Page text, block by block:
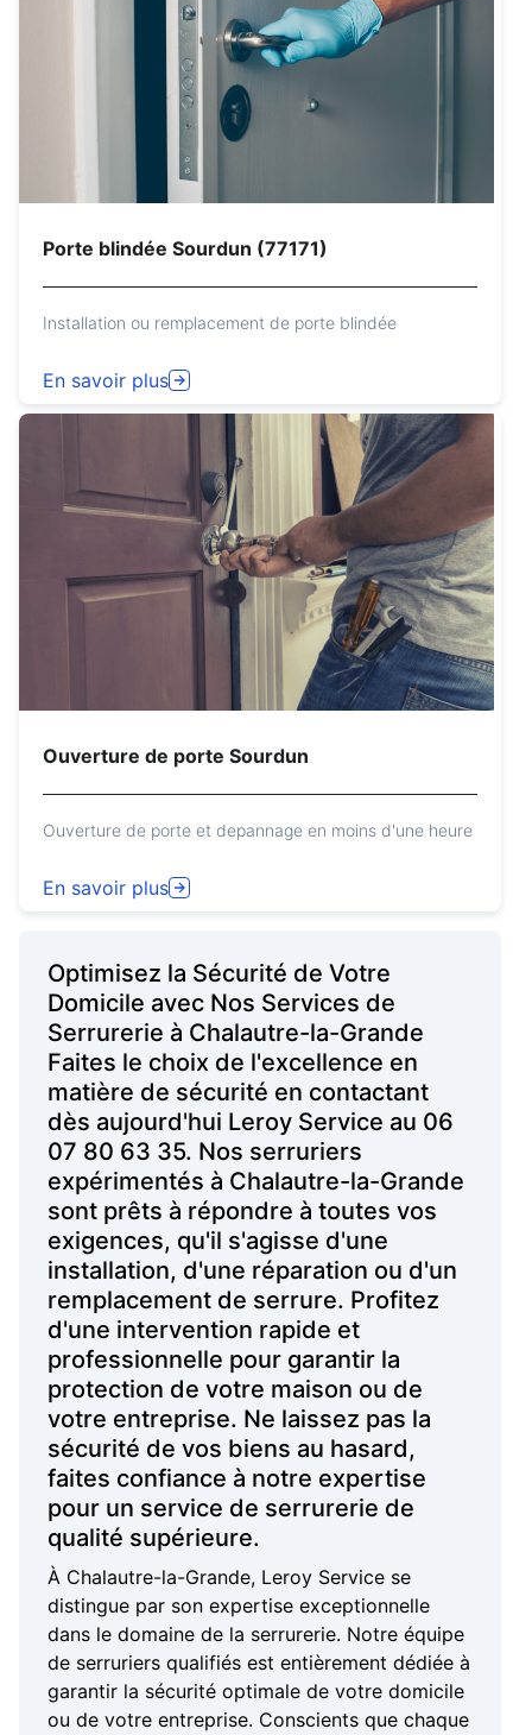
Porte blindée Sourdun (77171)
Installation ou remplacement de porte blindée
En savoir plus
Ouverture de porte Sourdun
Ouverture de porte et depannage en moins d'une heure
En savoir plus
Optimisez la Sécurité de Votre
Domicile avec Nos Services de
Serrurerie à Chalautre-la-Grande
Faites le choix de l'excellence en
matière de sécurité en contactant
dès aujourd'hui Leroy Service au 06
07 80 63 35. Nos serruriers
expérimentés à Chalautre-la-Grande
sont prêts à répondre à toutes vos
exigences, qu'il s'agisse d'une
installation, d'une réparation ou d'un
remplacement de serrure. Profitez
d'une intervention rapide et
professionnelle pour garantir la
protection de votre maison ou de
votre entreprise. Ne laissez pas la
sécurité de vos biens au hasard,
faites confiance à notre expertise
pour un service de serrurerie de
qualité supérieure.
À Chalautre-la-Grande, Leroy Service se
distingue par son expertise exceptionnelle
dans le domaine de la serrurerie. Notre équipe
de serruriers qualifiés est entièrement dédiée à
garantir la sécurité optimale de votre domicile
ou de votre entreprise. Conscients que chaque